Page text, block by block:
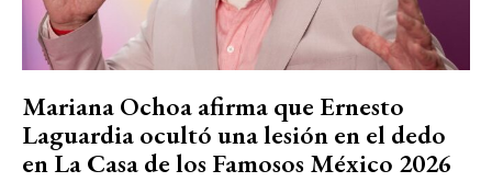
Mariana Ochoa afirma que Ernesto
Laguardia ocultó una lesión en el dedo
en La Casa de los Famosos México 2026